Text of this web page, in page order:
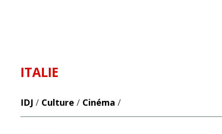
ITALIE
IDJ / Culture / Cinéma /